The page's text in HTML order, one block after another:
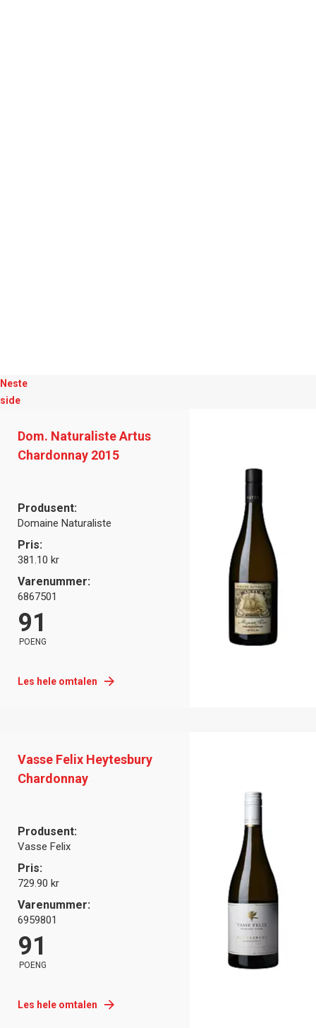
Neste
side
Dom. Naturaliste Artus
Chardonnay 2015
Produsent:
Domaine Naturaliste
Pris:
381.10 kr
Varenummer:
6867501
91
POENG
Les hele omtalen
Vasse Felix Heytesbury
Chardonnay
Produsent:
Vasse Felix
Pris:
729.90 kr
Varenummer:
6959801
91
POENG
Les hele omtalen